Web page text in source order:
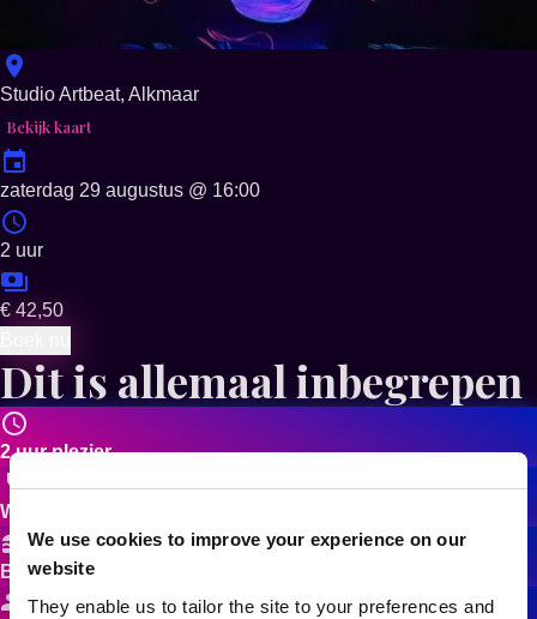
We use cookies to improve your experience on our
website
They enable us to tailor the site to your preferences and
Studio Artbeat, Alkmaar
Bekijk kaart
zaterdag 29 augustus @ 16:00
2 uur
€ 42,50
Dit is allemaal inbegrepen
2 uur plezier
Wijn, cocktails, mocktails en frisdrank
Borrelhapjes